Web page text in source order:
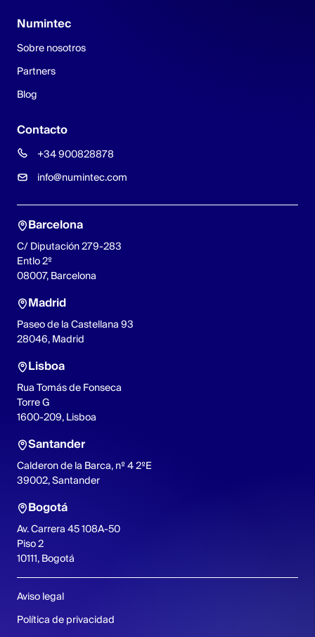
Numintec
Sobre nosotros
Partners
Blog
Contacto
+34 900828878
info@numintec.com
Barcelona
C/ Diputación 279-283
Entlo 2º
08007, Barcelona
Madrid
Paseo de la Castellana 93
28046, Madrid
Lisboa
Rua Tomás de Fonseca
Torre G
1600-209, Lisboa
Santander
Calderon de la Barca, nº 4 2ºE
39002, Santander
Bogotá
Av. Carrera 45 108A-50
Piso 2
10111, Bogotá
Aviso legal
Política de privacidad